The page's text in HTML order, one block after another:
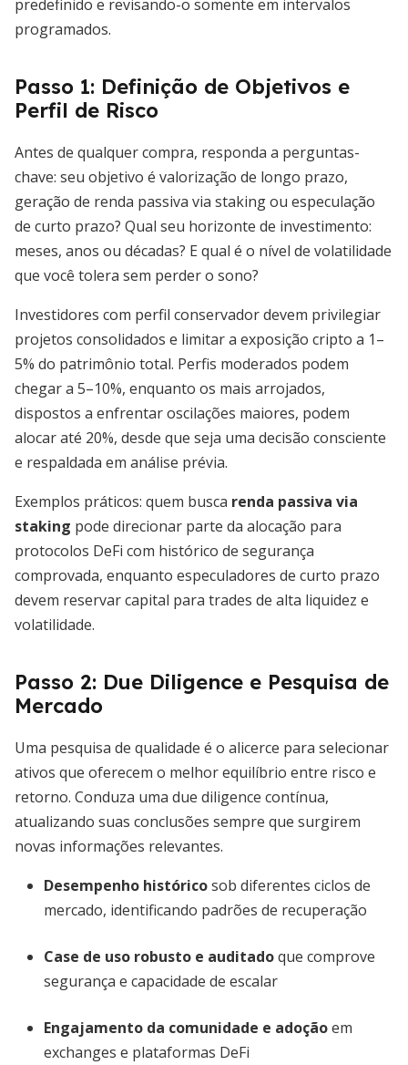
predefinido e revisando-o somente em intervalos
programados.
Passo 1: Definição de Objetivos e
Perfil de Risco
Antes de qualquer compra, responda a perguntas-
chave: seu objetivo é valorização de longo prazo,
geração de renda passiva via staking ou especulação
de curto prazo? Qual seu horizonte de investimento:
meses, anos ou décadas? E qual é o nível de volatilidade
que você tolera sem perder o sono?
Investidores com perfil conservador devem privilegiar
projetos consolidados e limitar a exposição cripto a 1–
5% do patrimônio total. Perfis moderados podem
chegar a 5–10%, enquanto os mais arrojados,
dispostos a enfrentar oscilações maiores, podem
alocar até 20%, desde que seja uma decisão consciente
e respaldada em análise prévia.
Exemplos práticos: quem busca renda passiva via
staking pode direcionar parte da alocação para
protocolos DeFi com histórico de segurança
comprovada, enquanto especuladores de curto prazo
devem reservar capital para trades de alta liquidez e
volatilidade.
Passo 2: Due Diligence e Pesquisa de
Mercado
Uma pesquisa de qualidade é o alicerce para selecionar
ativos que oferecem o melhor equilíbrio entre risco e
retorno. Conduza uma due diligence contínua,
atualizando suas conclusões sempre que surgirem
novas informações relevantes.
Desempenho históricosob diferentes ciclos de
mercado, identificando padrões de recuperação
Case de uso robusto e auditadoque comprove
segurança e capacidade de escalar
Engajamento da comunidade e adoçãoem
exchanges e plataformas DeFi